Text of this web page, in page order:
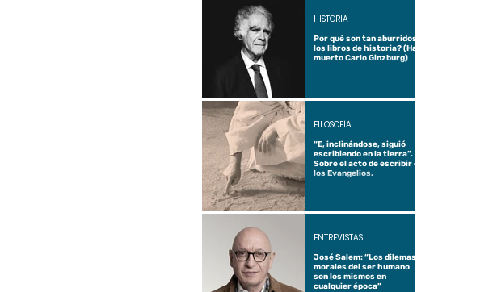
Por qué son tan aburridos
los libros de historia? (Ha
muerto Carlo Ginzburg)
HISTORIA
“E, inclinándose, siguió
escribiendo en la tierra”.
Sobre el acto de escribir en
los Evangelios.
FILOSOFÍA
José Salem: “Los dilemas
morales del ser humano
son los mismos en
cualquier época”
ENTREVISTAS